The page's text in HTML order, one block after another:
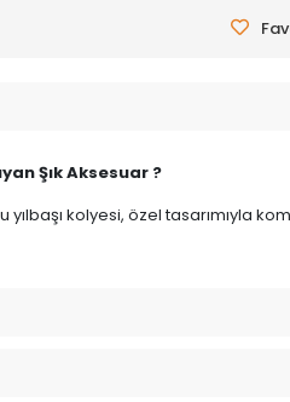
Şık Aksesuar ?
yılbaşı kolyesi, özel tasarımıyla